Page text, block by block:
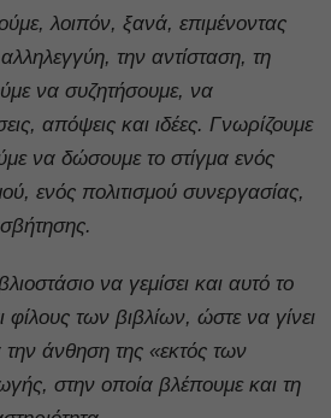
λοιπόν, ξανά, επιμένοντας
την αντίσταση, τη
να συζητήσουμε, να
απόψεις και ιδέες. Γνωρίζουμε
να δώσουμε το στίγμα ενός
ενός πολιτισμού συνεργασίας,
να γεμίσει και αυτό το
φίλους των βιβλίων, ώστε να γίνει
την άνθηση της «εκτός των
στην οποία βλέπουμε και τη